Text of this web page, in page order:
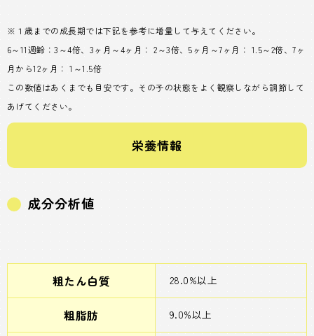
※１歳までの成長期では下記を参考に増量して与えてください。
6～11週齢：3～4倍、3ヶ月～4ヶ月： 2～3倍、5ヶ月～7ヶ月： 1.5～2倍、7ヶ
月から12ヶ月： 1～1.5倍
この数値はあくまでも目安です。その子の状態をよく観察しながら調節して
あげてください。
栄養情報
成分分析値
粗たん白質 28.0%以上
粗脂肪 9.0%以上